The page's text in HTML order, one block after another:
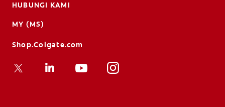
HUBUNGI KAMI
MY (MS)
Shop.Colgate.com